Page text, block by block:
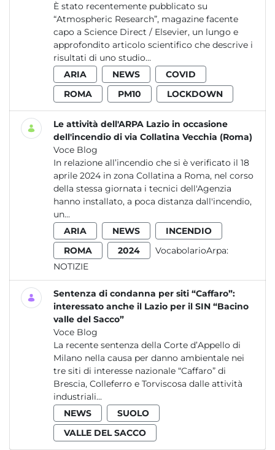
È stato recentemente pubblicato su
“Atmospheric Research”, magazine facente
capo a Science Direct / Elsevier, un lungo e
approfondito articolo scientifico che descrive i
risultati di uno studio...
ARIA
NEWS
COVID
ROMA
PM10 LOCKDOWN
Le attività dell'ARPA Lazio in occasione
dell'incendio di via Collatina Vecchia (Roma)
Voce Blog
In relazione all’incendio che si è verificato il 18
aprile 2024 in zona Collatina a Roma, nel corso
della stessa giornata i tecnici dell'Agenzia
hanno installato, a poca distanza dall'incendio,
un...
ARIA
NEWS
INCENDIO
ROMA
2024
VocabolarioArpa:
NOTIZIE
Sentenza di condanna per siti “Caffaro”:
interessato anche il Lazio per il SIN “Bacino
valle del Sacco”
Voce Blog
La recente sentenza della Corte d’Appello di
Milano nella causa per danno ambientale nei
tre siti di interesse nazionale “Caffaro” di
Brescia, Colleferro e Torviscosa dalle attività
industriali...
NEWS
SUOLO
VALLE DEL SACCO